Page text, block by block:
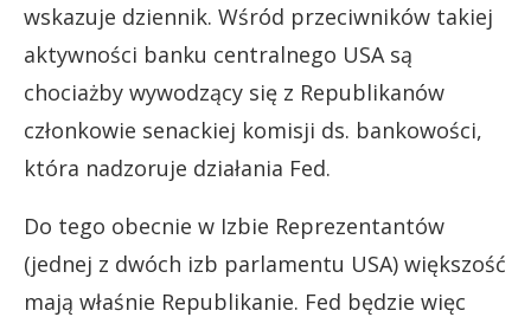
wskazuje dziennik. Wśród przeciwników takiej
aktywności banku centralnego USA są
chociażby wywodzący się z Republikanów
członkowie senackiej komisji ds. bankowości,
która nadzoruje działania Fed.
Do tego obecnie w Izbie Reprezentantów
(jednej z dwóch izb parlamentu USA) większość
mają właśnie Republikanie. Fed będzie więc